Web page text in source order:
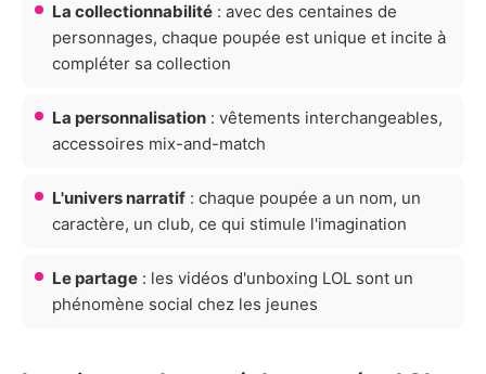
La collectionnabilité : avec des centaines de
personnages, chaque poupée est unique et incite à
compléter sa collection
La personnalisation : vêtements interchangeables,
accessoires mix-and-match
L'univers narratif : chaque poupée a un nom, un
caractère, un club, ce qui stimule l'imagination
Le partage : les vidéos d'unboxing LOL sont un
phénomène social chez les jeunes